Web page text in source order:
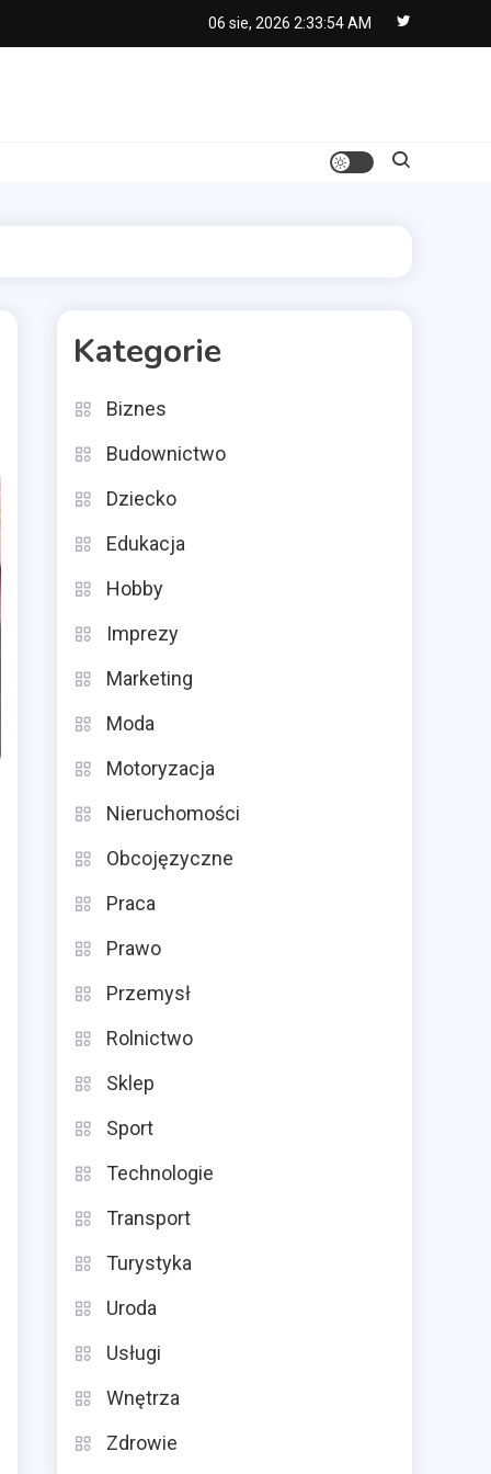
06 sie, 2026 2:33:55 AM
Kategorie
Biznes
Budownictwo
Dziecko
Edukacja
Hobby
Imprezy
Marketing
Moda
Motoryzacja
Nieruchomości
Obcojęzyczne
Praca
Prawo
Przemysł
Rolnictwo
Sklep
Sport
Technologie
Transport
Turystyka
Uroda
Usługi
Wnętrza
Zdrowie